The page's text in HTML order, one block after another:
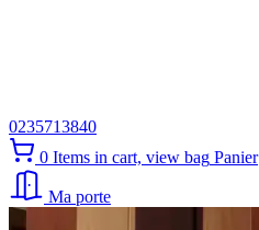
0235713840
0 Items in cart, view bag Panier
Ma porte